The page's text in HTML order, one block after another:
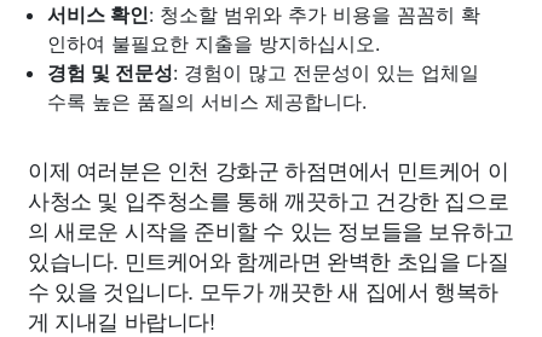
서비스 확인: 청소할 범위와 추가 비용을 꼼꼼히 확
인하여 불필요한 지출을 방지하십시오.
경험 및 전문성: 경험이 많고 전문성이 있는 업체일
수록 높은 품질의 서비스 제공합니다.
이제 여러분은 인천 강화군 하점면에서 민트케어 이
사청소 및 입주청소를 통해 깨끗하고 건강한 집으로
의 새로운 시작을 준비할 수 있는 정보들을 보유하고
있습니다. 민트케어와 함께라면 완벽한 초입을 다질
수 있을 것입니다. 모두가 깨끗한 새 집에서 행복하
게 지내길 바랍니다!